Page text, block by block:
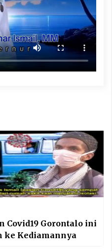
Covid19 Gorontalo ini
ke Kediamannya